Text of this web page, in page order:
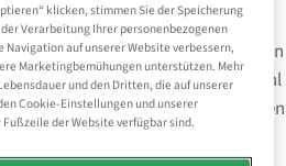
häufig eine Störung im Gas-
Damit einhergehende Beschwerden
ständiger Blähbauch, Völlegefühl
bis hin zu Koliken sind nahezu allen
gelegentlich oder sogar
klicken, stimmen Sie der Speicherung
Verarbeitung Ihrer personenbezogenen
Navigation auf unserer Website verbessern,
Marketingbemühungen unterstützen. Mehr
und den Dritten, die auf unserer
Cookie-Einstellungen und unserer
der Website verfügbar sind.